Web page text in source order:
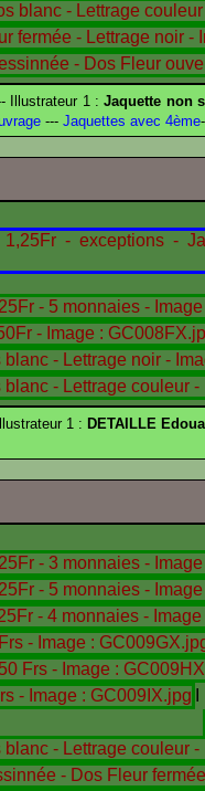
Illustrateur 1 :Jaquette non
--- Jaquettes avec 4ème
1 : DETAILLE